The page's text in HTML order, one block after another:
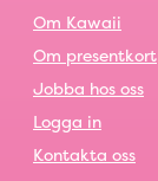
Om Kawaii
Om presentkort
Jobba hos oss
Logga in
Kontakta oss